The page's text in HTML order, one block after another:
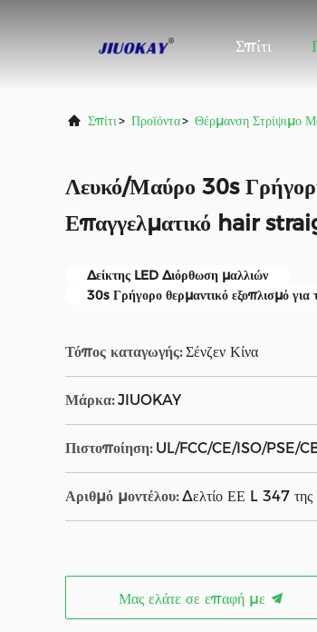
Σπίτι
Σπίτι> Προϊόντα> Θέρμανση Στρίψιμο
Λευκό/Μαύρο 30s
Επαγγελματικό hair
Δείκτης LED Διόρθωση μαλλιών
30s Γρήγορο θερμαντικό εξοπλισμό για
Τόπος καταγωγής: Σένζεν Κίνα
Μάρκα: JIUOKAY
Πιστοποίηση: UL/FCC/CE/ISO/PSE/
Αριθμό μοντέλου: Δελτίο ΕΕ L 347
Μας ελάτε σε επαφή με